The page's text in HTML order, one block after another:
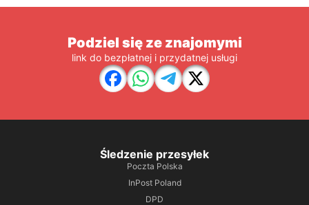
Podziel się ze znajomymi
link do bezpłatnej i przydatnej usługi
Śledzenie przesyłek
Poczta Polska
InPost Poland
DPD